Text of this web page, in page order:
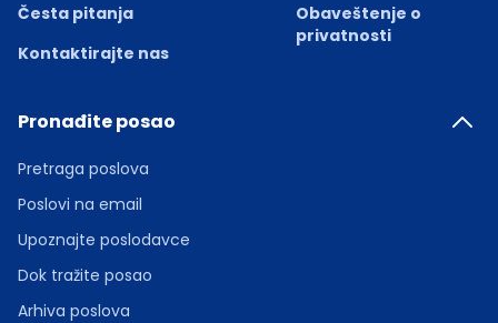
Česta pitanja
Kontaktirajte nas
Obaveštenje o
privatnosti
Pronađite posao
Pretraga poslova
Poslovi na email
Upoznajte poslodavce
Dok tražite posao
Arhiva poslova